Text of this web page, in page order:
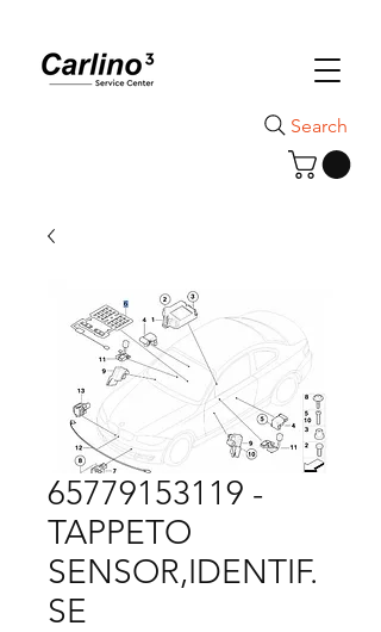
Search
65779153119 -
TAPPETO
SENSOR,IDENTIF.
SE